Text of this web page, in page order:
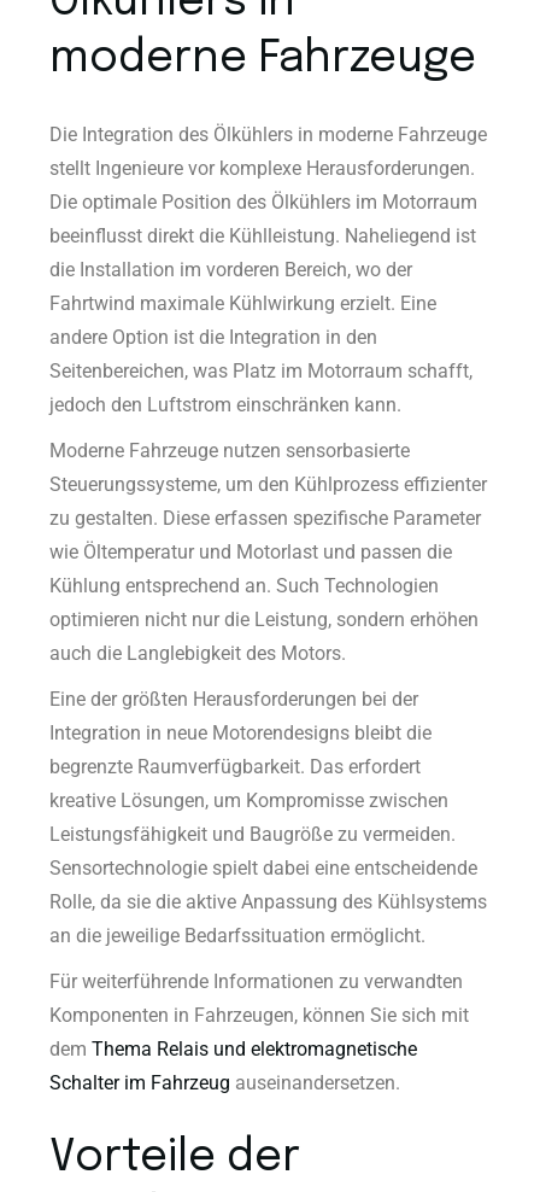
moderne Fahrzeuge
Die Integration des Ölkühlers in moderne Fahrzeuge
stellt Ingenieure vor komplexe Herausforderungen.
Die optimale Position des Ölkühlers im Motorraum
beeinflusst direkt die Kühlleistung. Naheliegend ist
die Installation im vorderen Bereich, wo der
Fahrtwind maximale Kühlwirkung erzielt. Eine
andere Option ist die Integration in den
Seitenbereichen, was Platz im Motorraum schafft,
jedoch den Luftstrom einschränken kann.
Moderne Fahrzeuge nutzen sensorbasierte
Steuerungssysteme, um den Kühlprozess effizienter
zu gestalten. Diese erfassen spezifische Parameter
wie Öltemperatur und Motorlast und passen die
Kühlung entsprechend an. Such Technologien
optimieren nicht nur die Leistung, sondern erhöhen
auch die Langlebigkeit des Motors.
Eine der größten Herausforderungen bei der
Integration in neue Motorendesigns bleibt die
begrenzte Raumverfügbarkeit. Das erfordert
kreative Lösungen, um Kompromisse zwischen
Leistungsfähigkeit und Baugröße zu vermeiden.
Sensortechnologie spielt dabei eine entscheidende
Rolle, da sie die aktive Anpassung des Kühlsystems
an die jeweilige Bedarfssituation ermöglicht.
Für weiterführende Informationen zu verwandten
Komponenten in Fahrzeugen, können Sie sich mit
demThema Relais und elektromagnetische
Schalter im Fahrzeug auseinandersetzen.
Vorteile der